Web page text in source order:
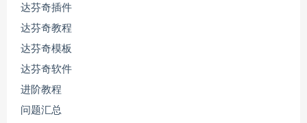
达芬奇插件
达芬奇教程
达芬奇模板
达芬奇软件
进阶教程
问题汇总